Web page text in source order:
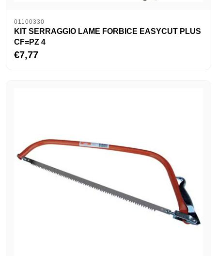
01100330
KIT SERRAGGIO LAME FORBICE EASYCUT PLUS
CF=PZ 4
€7,77